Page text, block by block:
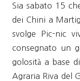
Sia sabato 15
dei Chini a
svolge Pic-nic
consegnato un
golosità a base
Agraria Riva del